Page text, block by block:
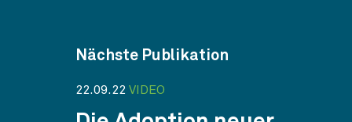
Nächste Publikation
22.09.22 VIDEO